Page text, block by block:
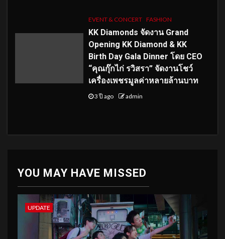
EVENT & CONCERT FASHION
KK Diamonds จัดงาน Grand
Opening KK Diamond & KK
Birth Day Gala Dinner โดย CEO
“คุณกุ๊กไก่ รวิสรา” จัดงานโชว์
เครื่องเพชรมูลค่าหลายล้านบาท
3 ปี ago admin
YOU MAY HAVE MISSED
UPDATE